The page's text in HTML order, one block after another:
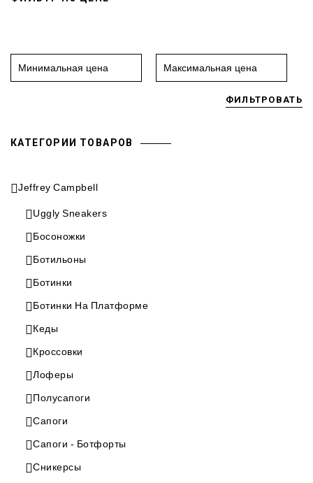
ФИЛЬТРОВАТЬ
КАТЕГОРИИ ТОВАРОВ
Jeffrey Campbell
Uggly Sneakers
Босоножки
Ботильоны
Ботинки
Ботинки На Платформе
Кеды
Кроссовки
Лоферы
Полусапоги
Сапоги
Сапоги - Ботфорты
Сникерсы